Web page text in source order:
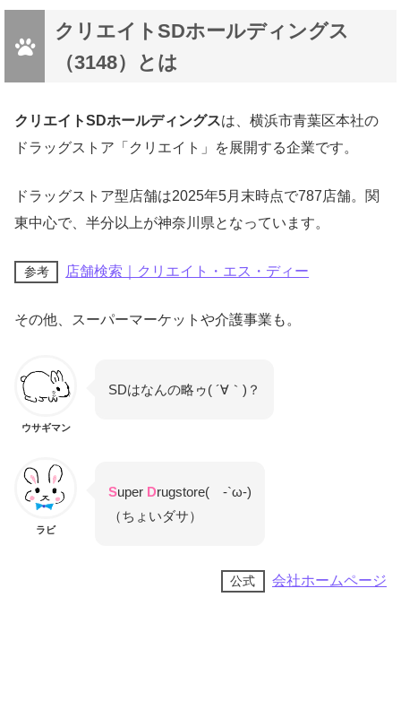
クリエイトSDホールディングス
（3148）とは
クリエイトSDホールディングスは、横浜市青葉区本社の
ドラッグストア「クリエイト」を展開する企業です。
ドラッグストア型店舗は2025年5月末時点で787店舗。関
東中心で、半分以上が神奈川県となっています。
参考 店舗検索｜クリエイト・エス・ディー
その他、スーパーマーケットや介護事業も。
ウサギマン
SDはなんの略ゥ( ´∀｀)？
ラビ
Super Drugstore( -`ω-)
（ちょいダサ）
公式 会社ホームページ